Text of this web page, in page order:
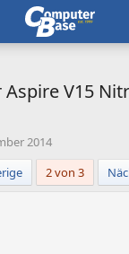
Aspire V15
2014
2 von 3